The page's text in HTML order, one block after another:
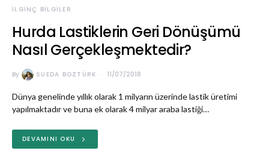
İLGINÇ BILGILER
Hurda Lastiklerin Geri Dönüşümü
Nasıl Gerçekleşmektedir?
By SUEDA BOZTÜRK 11/07/2018
Dünya genelinde yıllık olarak 1 milyarın üzerinde lastik üretimi
yapılmaktadır ve buna ek olarak 4 milyar araba lastiği…
DEVAMINI OKU